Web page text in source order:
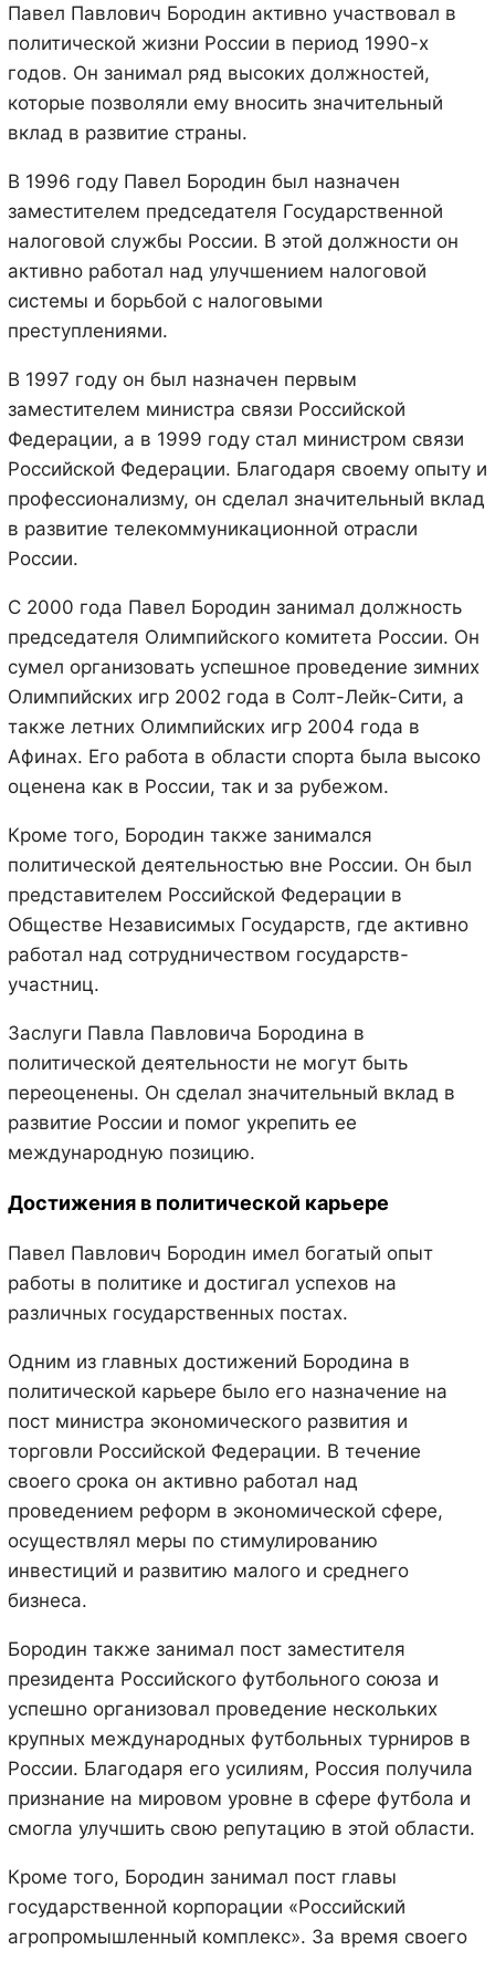
Павел Павлович Бородин активно участвовал в
политической жизни России в период 1990-х
годов. Он занимал ряд высоких должностей,
которые позволяли ему вносить значительный
вклад в развитие страны.
В 1996 году Павел Бородин был назначен
заместителем председателя Государственной
налоговой службы России. В этой должности он
активно работал над улучшением налоговой
системы и борьбой с налоговыми
преступлениями.
В 1997 году он был назначен первым
заместителем министра связи Российской
Федерации, а в 1999 году стал министром связи
Российской Федерации. Благодаря своему опыту и
профессионализму, он сделал значительный вклад
в развитие телекоммуникационной отрасли
России.
С 2000 года Павел Бородин занимал должность
председателя Олимпийского комитета России. Он
сумел организовать успешное проведение зимних
Олимпийских игр 2002 года в Солт-Лейк-Сити, а
также летних Олимпийских игр 2004 года в
Афинах. Его работа в области спорта была высоко
оценена как в России, так и за рубежом.
Кроме того, Бородин также занимался
политической деятельностью вне России. Он был
представителем Российской Федерации в
Обществе Независимых Государств, где активно
работал над сотрудничеством государств-
участниц.
Заслуги Павла Павловича Бородина в
политической деятельности не могут быть
переоценены. Он сделал значительный вклад в
развитие России и помог укрепить ее
международную позицию.
Достижения в политической карьере
Павел Павлович Бородин имел богатый опыт
работы в политике и достигал успехов на
различных государственных постах.
Одним из главных достижений Бородина в
политической карьере было его назначение на
пост министра экономического развития и
торговли Российской Федерации. В течение
своего срока он активно работал над
проведением реформ в экономической сфере,
осуществлял меры по стимулированию
инвестиций и развитию малого и среднего
бизнеса.
Бородин также занимал пост заместителя
президента Российского футбольного союза и
успешно организовал проведение нескольких
крупных международных футбольных турниров в
России. Благодаря его усилиям, Россия получила
признание на мировом уровне в сфере футбола и
смогла улучшить свою репутацию в этой области.
Кроме того, Бородин занимал пост главы
государственной корпорации «Российский
агропромышленный комплекс». За время своего